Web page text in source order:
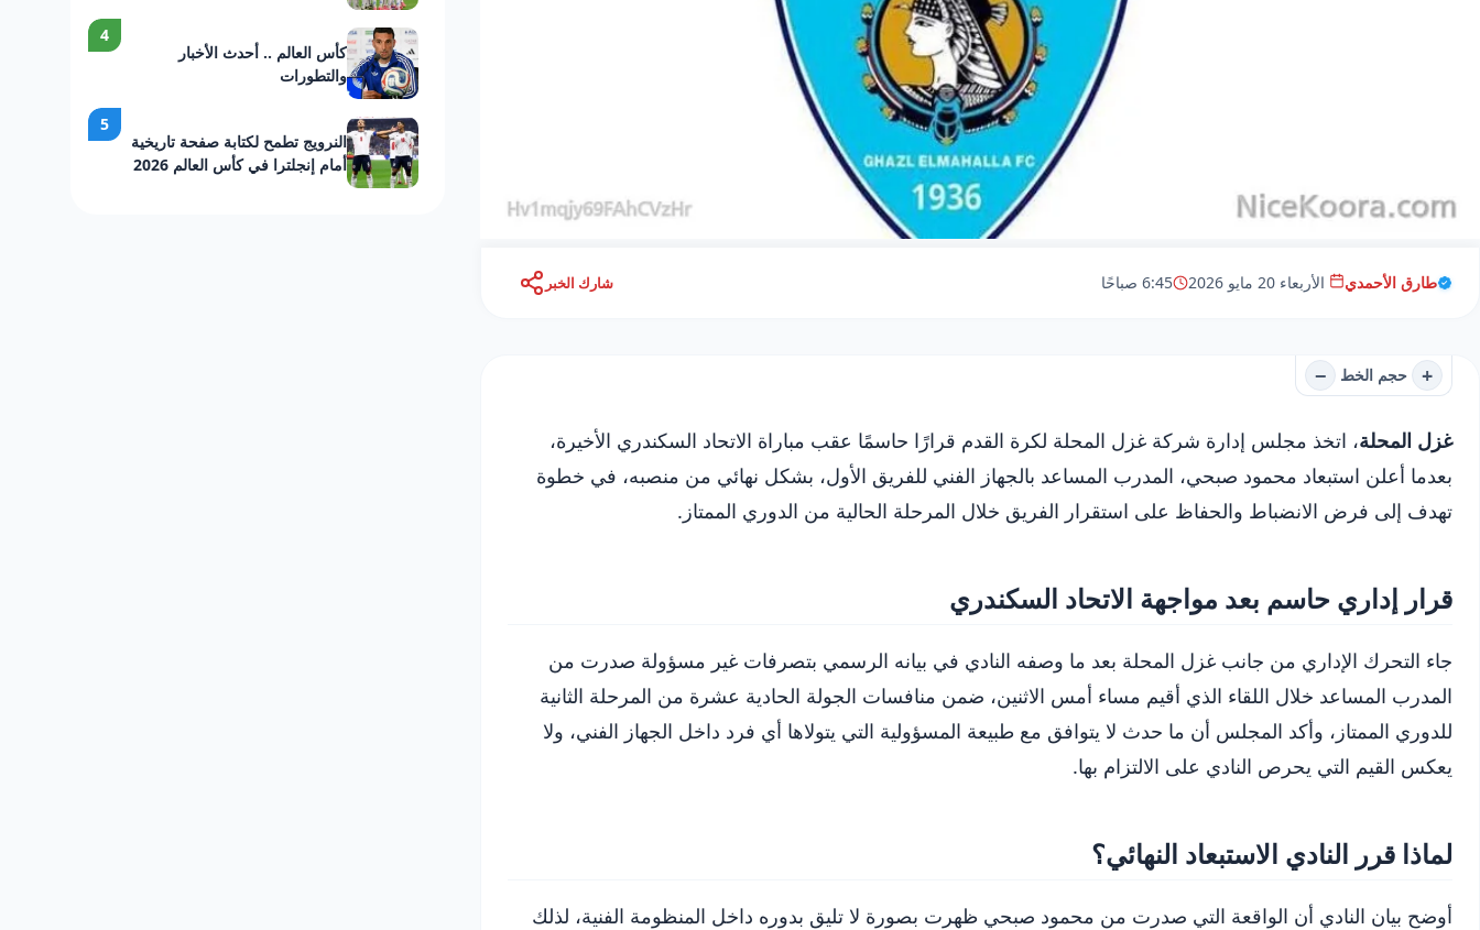
طارق الأحمدي الأربعاء 20 مايو 2026 6:45 صباحًا شارك الخبر
+ حجم الخط −
غزل المحلة، اتخذ مجلس إدارة شركة غزل المحلة لكرة القدم قرارًا حاسمًا عقب مباراة الاتحاد السكندري الأخيرة،
بعدما أعلن استبعاد محمود صبحي، المدرب المساعد بالجهاز الفني للفريق الأول، بشكل نهائي من منصبه، في خطوة
تهدف إلى فرض الانضباط والحفاظ على استقرار الفريق خلال المرحلة الحالية من الدوري الممتاز.
قرار إداري حاسم بعد مواجهة الاتحاد السكندري
جاء التحرك الإداري من جانب غزل المحلة بعد ما وصفه النادي في بيانه الرسمي بتصرفات غير مسؤولة صدرت من
المدرب المساعد خلال اللقاء الذي أقيم مساء أمس الاثنين، ضمن منافسات الجولة الحادية عشرة من المرحلة الثانية
للدوري الممتاز، وأكد المجلس أن ما حدث لا يتوافق مع طبيعة المسؤولية التي يتولاها أي فرد داخل الجهاز الفني، ولا
يعكس القيم التي يحرص النادي على الالتزام بها.
لماذا قرر النادي الاستبعاد النهائي؟
أوضح بيان النادي أن الواقعة التي صدرت من محمود صبحي ظهرت بصورة لا تليق بدوره داخل المنظومة الفنية، لذلك
كأس العالم .. أحدث الأخبار
والتطورات
4
النرويج تطمح لكتابة صفحة تاريخية
أمام إنجلترا في كأس العالم 2026
5